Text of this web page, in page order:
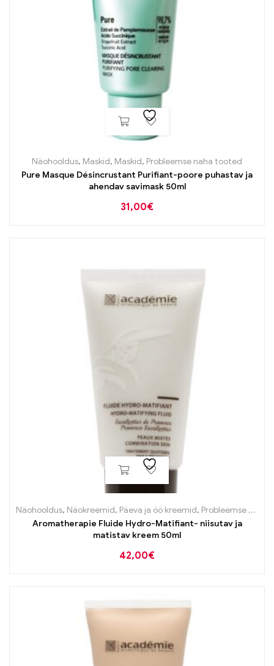
Näohooldus, Maskid, Maskid, Probleemse naha tooted
Pure Masque Désincrustant Purifiant-poore puhastav ja
ahendav savimask 50ml
31,00€
Näohooldus, Näokreemid, Päeva ja öö kreemid, Probleemse naha tooted
Aromatherapie Fluide Hydro-Matifiant- niisutav ja
matistav kreem 50ml
42,00€